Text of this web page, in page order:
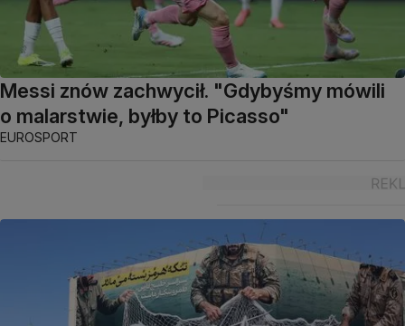
Messi znów zachwycił. "Gdybyśmy mówili
o malarstwie, byłby to Picasso"
EUROSPORT